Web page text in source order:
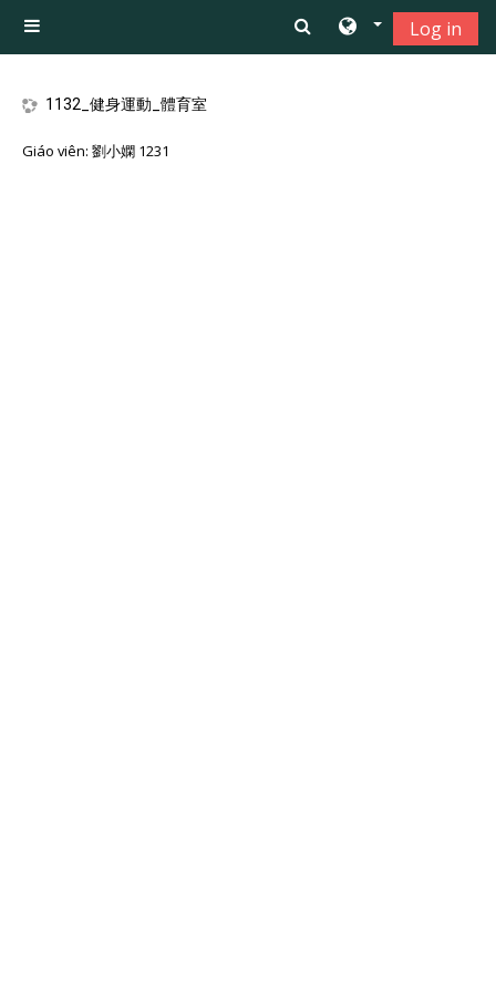
Bảng điều khiển cạnh
Log in
1132_健身運動_體育室
Giáo viên: 劉小嫻 1231